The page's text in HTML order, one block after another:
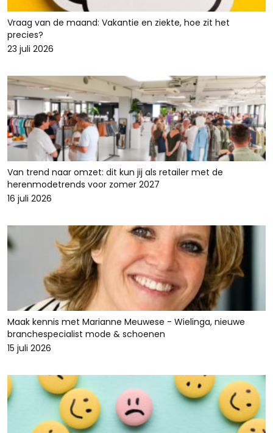
Vraag van de maand: Vakantie en ziekte, hoe zit het
precies?
23 juli 2026
Van trend naar omzet: dit kun jij als retailer met de
herenmodetrends voor zomer 2027
16 juli 2026
Maak kennis met Marianne Meuwese - Wielinga, nieuwe
branchespecialist mode & schoenen
15 juli 2026